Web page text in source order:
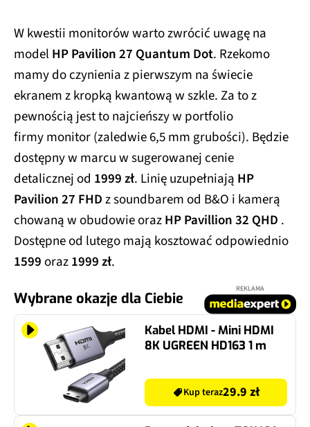
W kwestii monitorów warto zwrócić uwagę na
model HP Pavilion 27 Quantum Dot. Rzekomo
mamy do czynienia z pierwszym na świecie
ekranem z kropką kwantową w szkle. Za to z
pewnością jest to najcieńszy w portfolio
firmy monitor (zaledwie 6,5 mm grubości). Będzie
dostępny w marcu w sugerowanej cenie
detalicznej od 1999 zł. Linię uzupełniają HP
Pavilion 27 FHDz soundbarem od B&O i kamerą
chowaną w obudowie orazHP Pavillion 32 QHD .
Dostępne od lutego mają kosztować odpowiednio
1599oraz1999 zł.
Wybrane okazje dla Ciebie
REKLAMA
Kabel HDMI - Mini HDMI
8K UGREEN HD163 1 m
Kup teraz29.9 zł